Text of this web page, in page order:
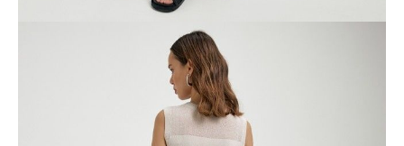
Ten produkt nie ma pytań Możesz zadać pytanie, klikając przycisk